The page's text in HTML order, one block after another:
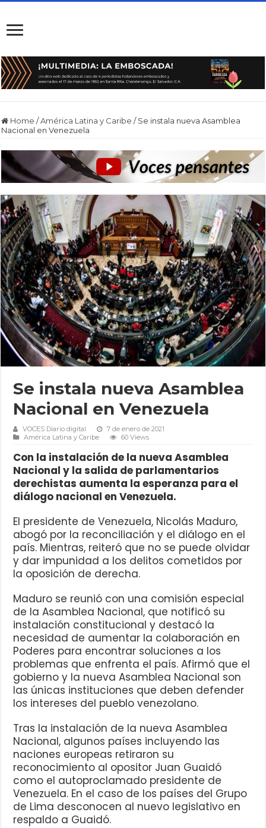
Home /América Latina y Caribe / Se instala nueva Asamblea
Nacional en Venezuela
Se instala nueva Asamblea
Nacional en Venezuela
VOCES Diario digital
7 de enero de 2021
América Latina y Caribe
60 Views
Con la instalación de la nueva Asamblea
Nacional y la salida de parlamentarios
derechistas aumenta la esperanza para el
diálogo nacional en Venezuela.
El presidente de Venezuela, Nicolás Maduro,
abogó por la reconciliación y el diálogo en el
país. Mientras, reiteró que no se puede olvidar
y dar impunidad a los delitos cometidos por
la oposición de derecha.
Maduro se reunió con una comisión especial
de la Asamblea Nacional, que notificó su
instalación constitucional y destacó la
necesidad de aumentar la colaboración en
Poderes para encontrar soluciones a los
problemas que enfrenta el país. Afirmó que el
gobierno y la nueva Asamblea Nacional son
las únicas instituciones que deben defender
los intereses del pueblo venezolano.
Tras la instalación de la nueva Asamblea
Nacional, algunos países incluyendo las
naciones europeas retiraron su
reconocimiento al opositor Juan Guaidó
como el autoproclamado presidente de
Venezuela. En el caso de los países del Grupo
de Lima desconocen al nuevo legislativo en
respaldo a Guaidó.